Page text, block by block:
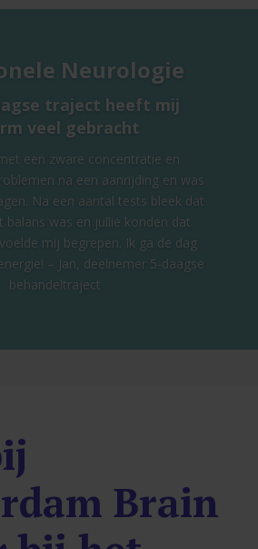
Neurologie
traject heeft mij
veel gebracht
een zware concentratie en
na een aanrijding en was
Na een aantal tests bleek dat
balans was en jullie konden dat
mij begrepen. Ik ga de dag
– Jan, deelnemer 5-daagse
behandeltraject
Brain